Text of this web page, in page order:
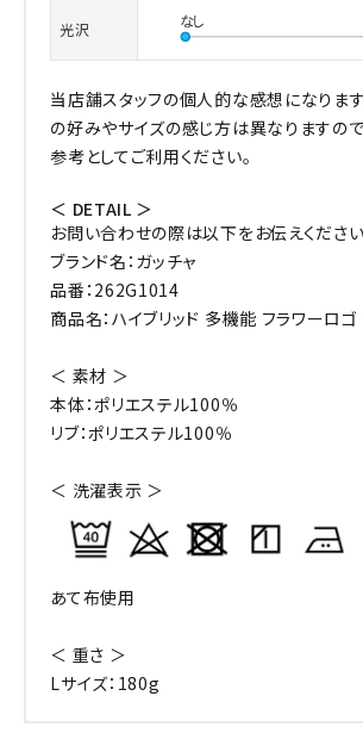
光沢
当店舗スタッフの個人的な感想になりま
の好みやサイズの感じ方は異なりますので
参考としてご利用ください。
＜ DETAIL ＞
お問い合わせの際は以下をお伝えください
ブランド名：ガッチャ
品番：262G1014
商品名：ハイブリッド 多機能 フラワーロ
＜ 素材 ＞
本体：ポリエステル100％
リブ：ポリエステル100％
＜ 洗濯表示 ＞
あて布使用
＜ 重さ ＞
Lサイズ：180g